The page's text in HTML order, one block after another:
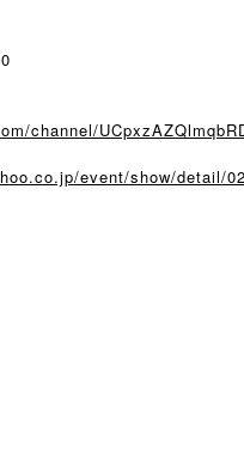
channel/
event/show/detail/